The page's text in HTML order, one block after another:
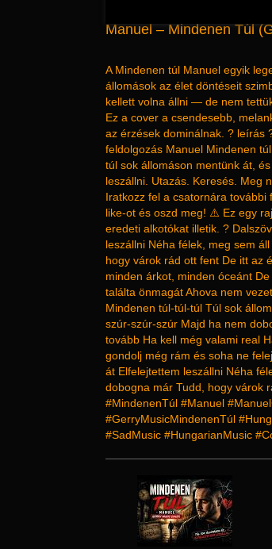
Manuel – Mindenen Túl
A Mindenen túl Manuel egyik
állomások az élet döntéseit
kellett volna állni — de nem
Ez a cover a csendesebb,
az érzések dominálnak. ? leírás
feldolgozás Manuel Mindenen
túl sok állomáson mentünk át,
leszállni. Utazás. Keresés. Meg
Iratkozz fel a csatornára
like-ot és oszd meg! ⚠️ Ez egy
eredeti alkotókat illetik. ?
leszállni Néha félek, meg sem
hogy várok rád ott fent De itt az
minden árkot, minden óceánt
találta önmagát Ahova nem
Mindenen túl-túl-túl Túl sok
szúr-szúr-szúr Majd ha nem
tovább Ha kell még valami real
gondolj még rám és soha ne
át Elfelejtettem leszállni Néha
dobogna már Tudd, hogy várok
#MindenenTúl #Manuel
#GerryMusicMindenenTúl
#SadMusic #HungarianMusic